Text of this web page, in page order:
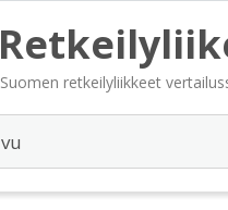
Suomen retkeilyliikkeet